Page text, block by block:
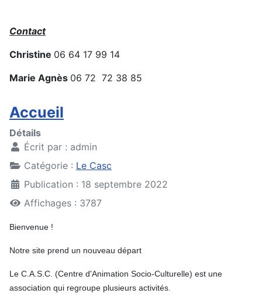
Contact
Christine 06 64 17 99 14
Marie Agnès 06 72 72 38 85
Accueil
Détails
Écrit par : admin
Catégorie : Le Casc
Publication : 18 septembre 2022
Affichages : 3787
Bienvenue !
Notre site prend un nouveau départ
Le C.A.S.C. (Centre d'Animation Socio-Culturelle) est une
association qui regroupe plusieurs activités.